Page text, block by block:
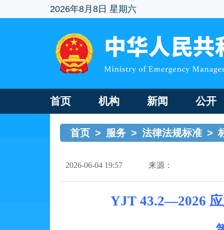
2026年8月8日 星期六
首页 机构 新闻 公开
首页 > 服务 > 法律法规标准 >
2026-06-04 19:57 来源：
YJT 43.2—2026